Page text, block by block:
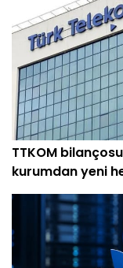
TTKOM
kurumdan yeni